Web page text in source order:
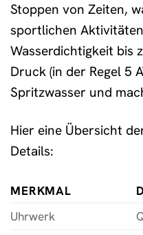
Stoppen von Zeiten,
sportlichen
Wasserdichtigkeit bis
Druck (in der Regel 5
Spritzwasser und
Hier eine Übersicht
Details:
MERKMAL
Uhrwerk